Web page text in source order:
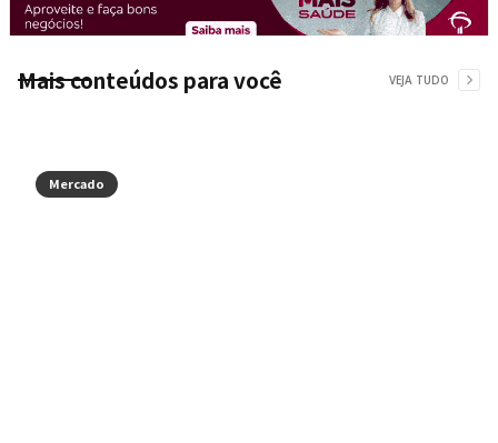
Mais conteúdos para você VEJA TUDO
Mercado